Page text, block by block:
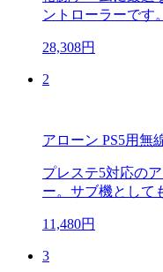
ントローラーです。
28,308円
2
アローン PS5用無
プレステ5対応の
ー。サブ機として
11,480円
3